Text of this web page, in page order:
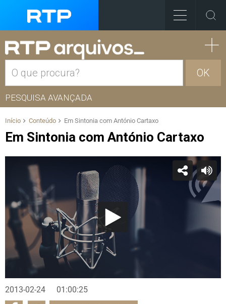
OK
PESQUISA AVANÇADA
Início Conteúdo Em Sintonia com António Cartaxo
Em Sintonia com António Cartaxo
2013-02-24 01:00:25